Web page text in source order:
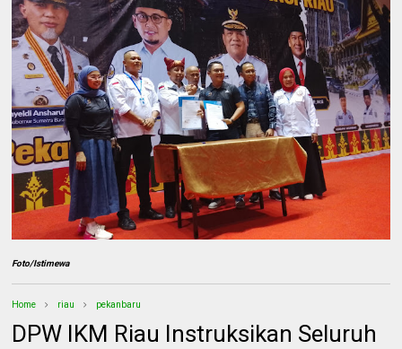
Foto/Istimewa
Home riau pekanbaru
DPW IKM Riau Instruksikan Seluruh